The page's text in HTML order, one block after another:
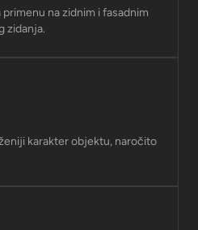
na zidnim i fasadnim
zidanja.
karakter objektu, naročito